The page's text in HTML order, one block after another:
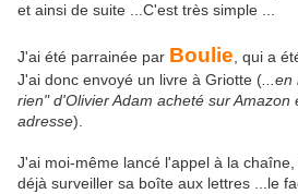
et ainsi de suite ...C'est très simple ...
J'ai été parrainée par Boulie , qui a
J'ai donc envoyé un livre à Griotte (
rien" d'Olivier Adam acheté sur Amazon
adresse).
J'ai moi-même lancé l'appel à la
déjà surveiller sa boîte aux lettres ...le